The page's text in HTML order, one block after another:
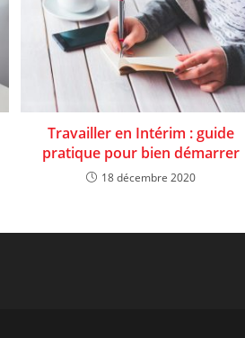
Travailler en Intérim : guide
pratique pour bien démarrer
18 décembre 2020